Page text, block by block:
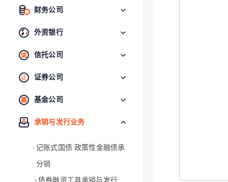
财务公司
外资银行
信托公司
证券公司
基金公司
承销与发行业务
记账式国债 政策性金融债承
分销
债券融资工具承销与发行